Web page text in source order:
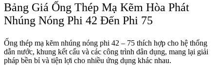
Bảng Giá Ống Thép Mạ Kẽm Hòa Phát
Nhúng Nóng Phi 42 Đến Phi 75
Ống thép mạ kẽm nhúng nóng phi 42 – 75 thích hợp cho hệ thống
dẫn nước, khung kết cấu và các công trình dân dụng, mang lại giải
pháp bền bỉ và tiện lợi cho nhiều ứng dụng khác nhau.